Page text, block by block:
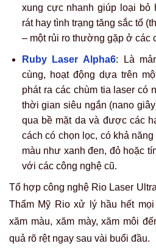
xung cực nhanh giúp loại bỏ
rát hay tình trạng tăng sắc tố
– một rủi ro thường gặp ở các
Ruby Laser Alpha6: Là
cùng, hoạt động dựa trên
phát ra các chùm tia laser có
thời gian siêu ngắn (nano
qua bề mặt da và được các
cách có chọn lọc, có khả
màu như xanh đen, đỏ hoặc
với các công nghệ cũ.
Tổ hợp công nghệ Rio Laser
Thẩm Mỹ Rio xử lý hầu hết
xăm màu, xăm mày, xăm môi
quả rõ rệt ngay sau vài buổi đầu.